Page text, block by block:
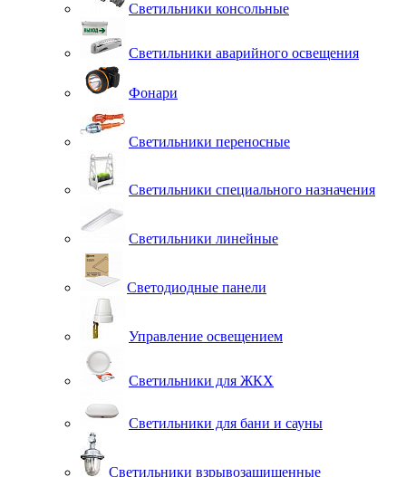
Светильники консольные
Светильники аварийного освещения
Фонари
Светильники переносные
Светильники специального назначения
Светильники линейные
Светодиодные панели
Управление освещением
Светильники для ЖКХ
Светильники для бани и сауны
Светильники взрывозащищенные